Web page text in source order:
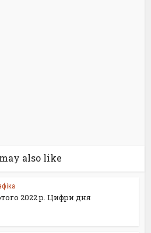
also like
2022 р. Цифри дня